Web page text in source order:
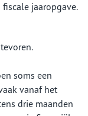
jaaropgave.
soms een
vanaf het
drie maanden